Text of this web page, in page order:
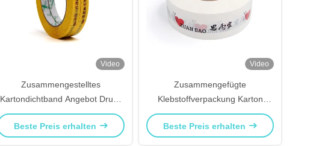
Video
Zusammengestelltes
Kartondichtband Angebot Druck
für Kartondichtung und -
maskierung
Beste Preis erhalten
Video
Zusammengefügte
Klebstoffverpackung Karton
Versiegelungstape Druckband
mit Markenlogo
Beste Preis erhalten